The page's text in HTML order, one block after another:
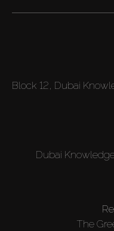
Block 12, Dubai
Dubai
The